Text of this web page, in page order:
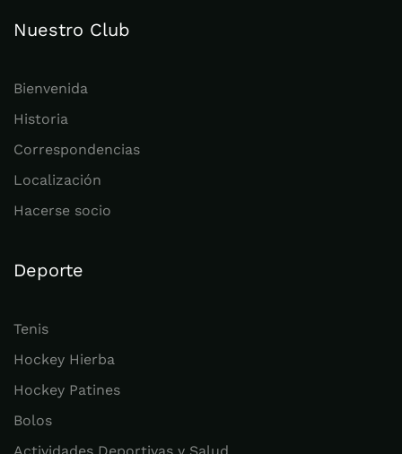
Nuestro Club
Bienvenida
Historia
Correspondencias
Localización
Hacerse socio
Deporte
Tenis
Hockey Hierba
Hockey Patines
Bolos